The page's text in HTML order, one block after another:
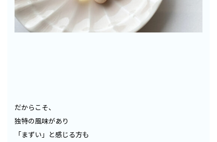
だからこそ、
独特の風味があり
「まずい」と感じる方も